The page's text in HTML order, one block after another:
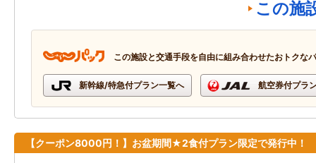
この施
この施設と交通手段を自由に組み合わせたおトクな
新幹線/特急付プラン一覧へ 航空券付プラ
【クーポン8000円！】お盆期間★2食付プラン限定で発行中！